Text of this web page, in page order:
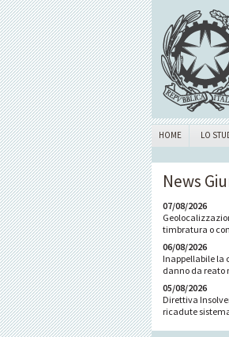
HOME LO
News
07/08/2026
timbratura o
06/08/2026
Inappellabile la
danno da reato
05/08/2026
Direttiva
ricadute